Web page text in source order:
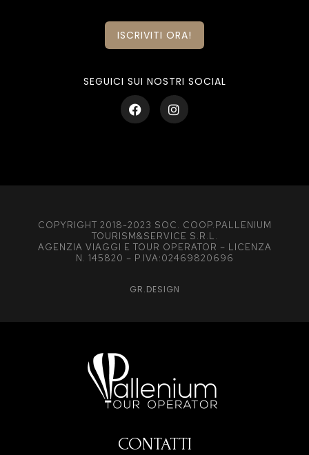
ISCRIVITI ORA!
SEGUICI SUI NOSTRI SOCIAL
COPYRIGHT 2018-2023 SOC. COOP.PALLENIUM
TOURISM&SERVICE S.R.L.
AGENZIA VIAGGI E TOUR OPERATOR – LICENZA
N. 145820 – P.IVA:02469820696
GR.DESIGN
CONTATTI